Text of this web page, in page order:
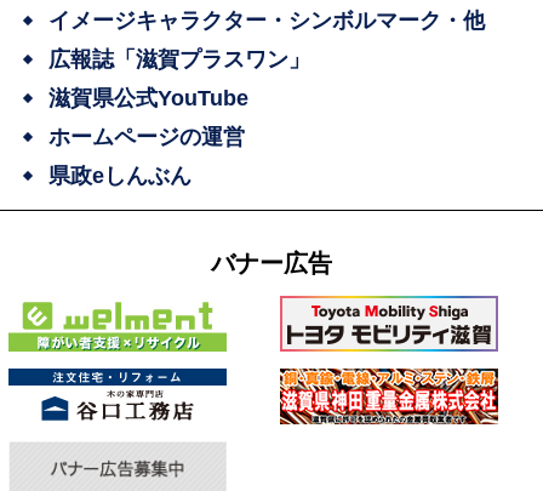
イメージキャラクター・シンボルマーク・他
広報誌「滋賀プラスワン」
滋賀県公式YouTube
ホームページの運営
県政eしんぶん
バナー広告